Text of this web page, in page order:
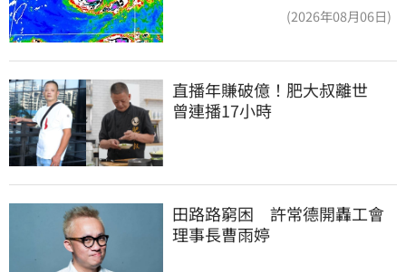
(2026年08月06日)
直播年賺破億！肥大叔離世
曾連播17小時
田路路窮困　許常德開轟工會
理事長曹雨婷